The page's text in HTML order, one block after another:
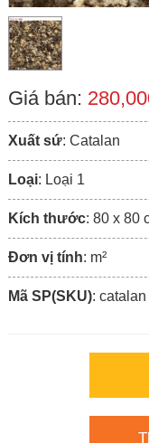
Giá bán:
Xuất sứ: Catalan
Loại: Loại 1
Kích thước: 80 x 80
Đơn vị tính: m²
Mã SP(SKU):